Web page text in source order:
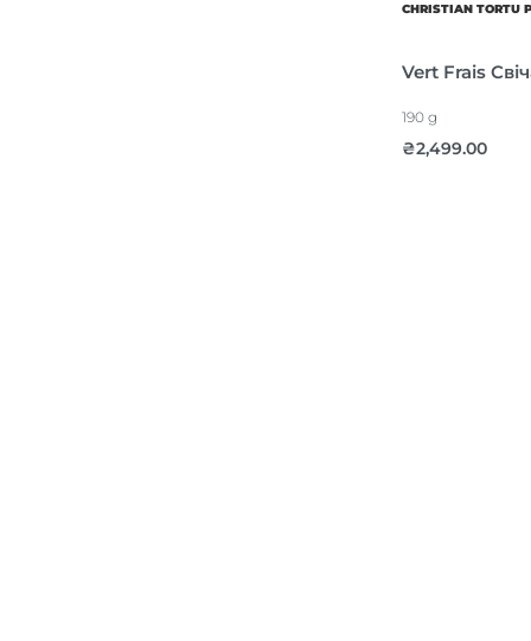
CHRISTIAN TORTU
Vert Frais
190 g
₴2,499.00